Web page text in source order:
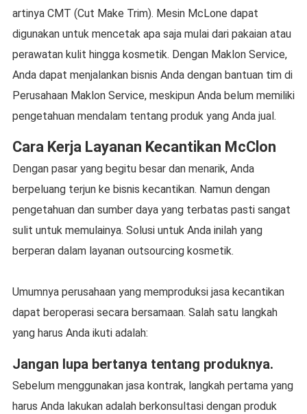
artinya CMT (Cut Make Trim). Mesin McLone dapat
digunakan untuk mencetak apa saja mulai dari pakaian atau
perawatan kulit hingga kosmetik. Dengan Maklon Service,
Anda dapat menjalankan bisnis Anda dengan bantuan tim di
Perusahaan Maklon Service, meskipun Anda belum memiliki
pengetahuan mendalam tentang produk yang Anda jual.
Cara Kerja Layanan Kecantikan McClon
Dengan pasar yang begitu besar dan menarik, Anda
berpeluang terjun ke bisnis kecantikan. Namun dengan
pengetahuan dan sumber daya yang terbatas pasti sangat
sulit untuk memulainya. Solusi untuk Anda inilah yang
berperan dalam layanan outsourcing kosmetik.
Umumnya perusahaan yang memproduksi jasa kecantikan
dapat beroperasi secara bersamaan. Salah satu langkah
yang harus Anda ikuti adalah:
Jangan lupa bertanya tentang produknya.
Sebelum menggunakan jasa kontrak, langkah pertama yang
harus Anda lakukan adalah berkonsultasi dengan produk